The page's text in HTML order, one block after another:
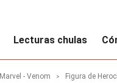
Lecturas chulas
Marvel - Venom Figura de